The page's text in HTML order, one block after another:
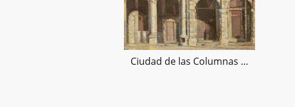
Ciudad de las Columnas XI, 100x100cms